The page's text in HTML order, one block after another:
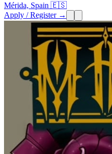
Mérida, Spain 🇪🇸
Apply / Register →